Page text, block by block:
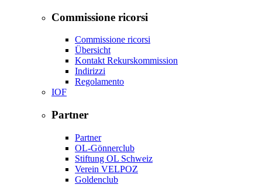
Commissione ricorsi
Commissione ricorsi
Übersicht
Kontakt Rekurskommission
Indirizzi
Regolamento
IOF
Partner
Partner
OL-Gönnerclub
Stiftung OL Schweiz
Verein VELPOZ
Goldenclub